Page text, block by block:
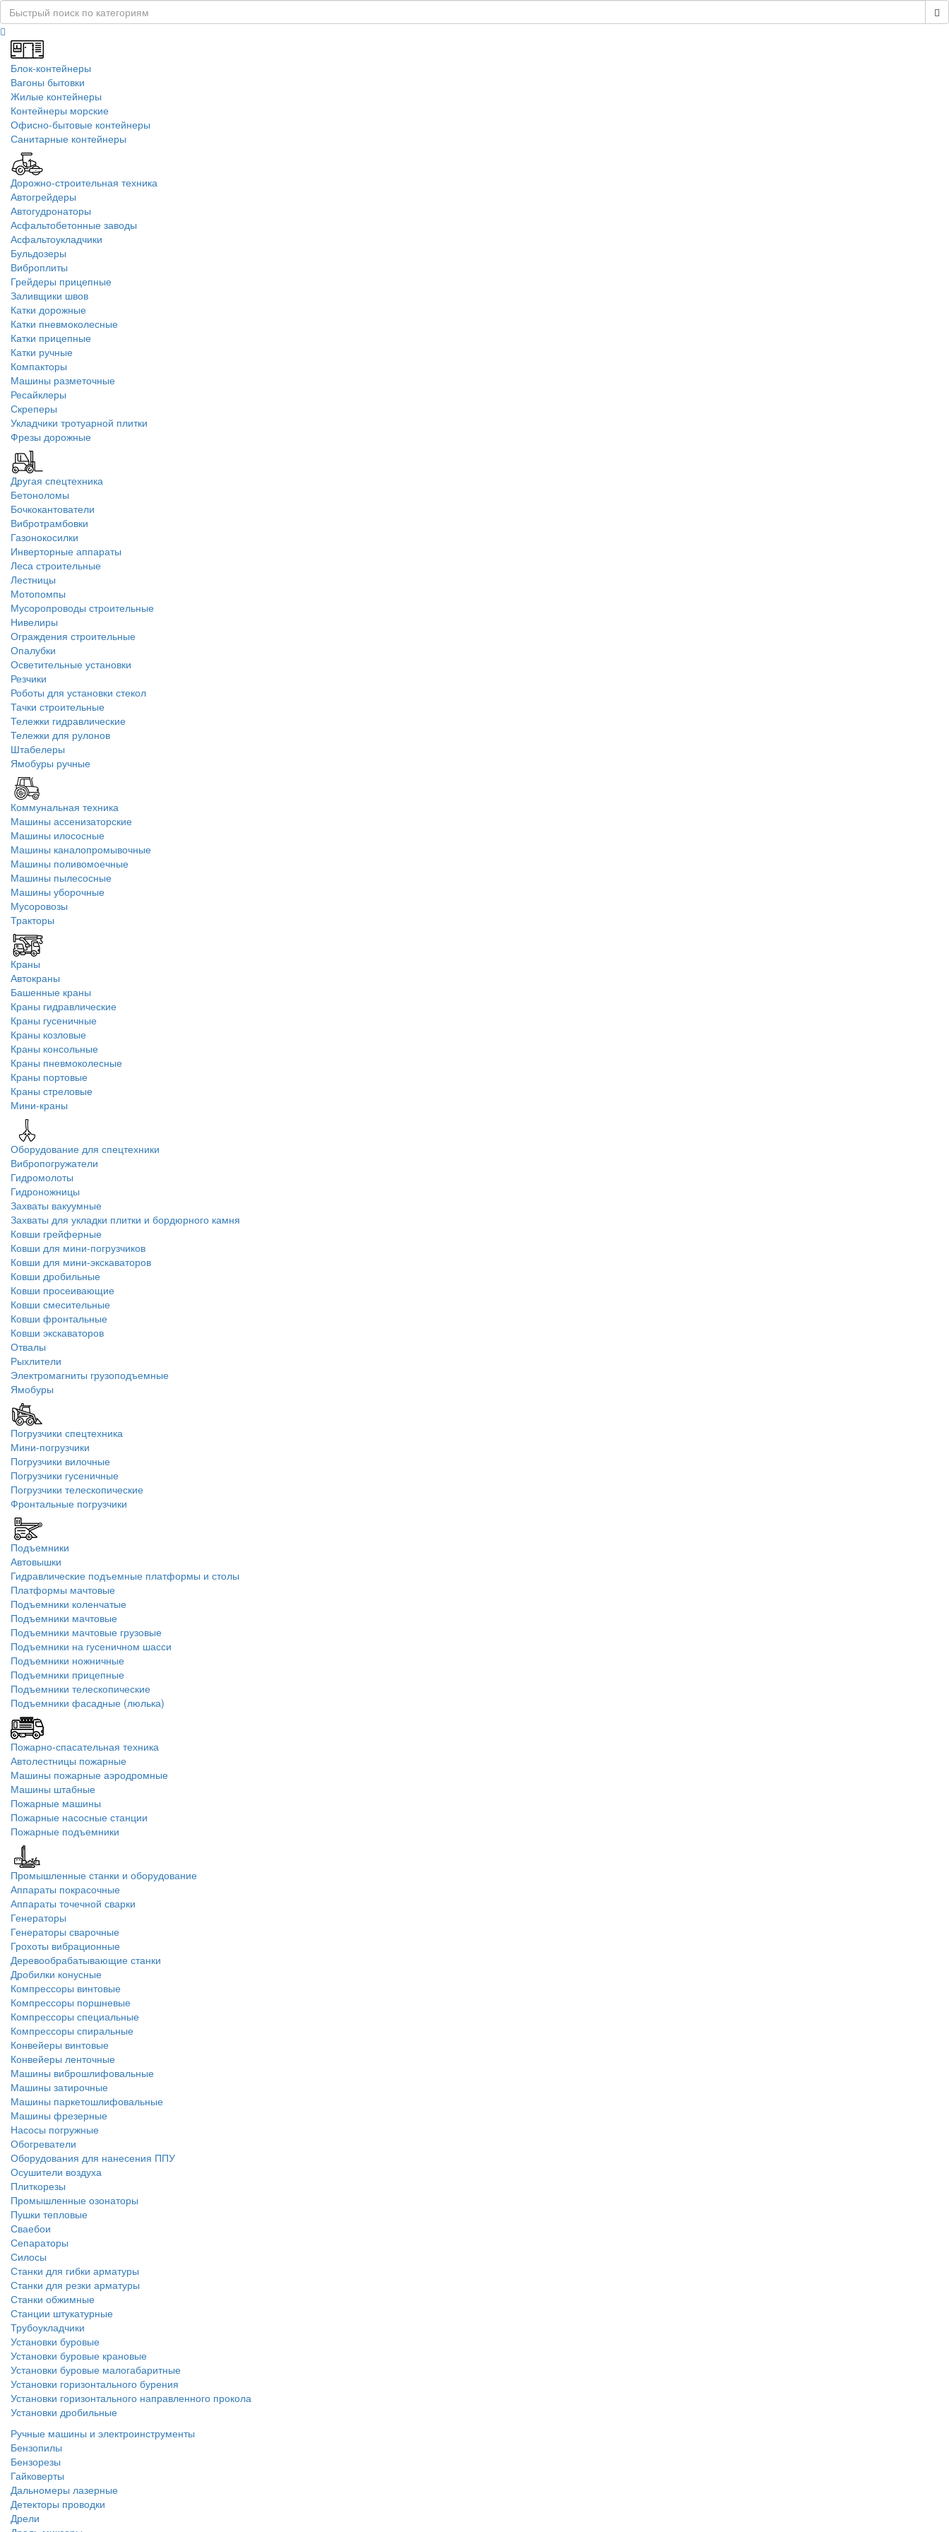
Блок-контейнеры
Вагоны бытовки
Жилые контейнеры
Контейнеры морские
Офисно-бытовые контейнеры
Санитарные контейнеры
Дорожно-строительная техника
Автогрейдеры
Автогудронаторы
Асфальтобетонные заводы
Асфальтоукладчики
Бульдозеры
Виброплиты
Грейдеры прицепные
Заливщики швов
Катки дорожные
Катки пневмоколесные
Катки прицепные
Катки ручные
Компакторы
Машины разметочные
Ресайклеры
Скреперы
Укладчики тротуарной плитки
Фрезы дорожные
Другая спецтехника
Бетоноломы
Бочкокантователи
Вибротрамбовки
Газонокосилки
Инверторные аппараты
Леса строительные
Лестницы
Мотопомпы
Мусоропроводы строительные
Нивелиры
Ограждения строительные
Опалубки
Осветительные установки
Резчики
Роботы для установки стекол
Тачки строительные
Тележки гидравлические
Тележки для рулонов
Штабелеры
Ямобуры ручные
Коммунальная техника
Машины ассенизаторские
Машины илососные
Машины каналопромывочные
Машины поливомоечные
Машины пылесосные
Машины уборочные
Мусоровозы
Тракторы
Краны
Автокраны
Башенные краны
Краны гидравлические
Краны гусеничные
Краны козловые
Краны консольные
Краны пневмоколесные
Краны портовые
Краны стреловые
Мини-краны
Оборудование для спецтехники
Вибропогружатели
Гидромолоты
Гидроножницы
Захваты вакуумные
Захваты для укладки плитки и бордюрного камня
Ковши грейферные
Ковши для мини-погрузчиков
Ковши для мини-экскаваторов
Ковши дробильные
Ковши просеивающие
Ковши смесительные
Ковши фронтальные
Ковши экскаваторов
Отвалы
Рыхлители
Электромагниты грузоподъемные
Ямобуры
Погрузчики спецтехника
Мини-погрузчики
Погрузчики вилочные
Погрузчики гусеничные
Погрузчики телескопические
Фронтальные погрузчики
Подъемники
Автовышки
Гидравлические подъемные платформы и столы
Платформы мачтовые
Подъемники коленчатые
Подъемники мачтовые
Подъемники мачтовые грузовые
Подъемники на гусеничном шасси
Подъемники ножничные
Подъемники прицепные
Подъемники телескопические
Подъемники фасадные (люлька)
Пожарно-спасательная техника
Автолестницы пожарные
Машины пожарные аэродромные
Машины штабные
Пожарные машины
Пожарные насосные станции
Пожарные подъемники
Промышленные станки и оборудование
Аппараты покрасочные
Аппараты точечной сварки
Генераторы
Генераторы сварочные
Грохоты вибрационные
Деревообрабатывающие станки
Дробилки конусные
Компрессоры винтовые
Компрессоры поршневые
Компрессоры специальные
Компрессоры спиральные
Конвейеры винтовые
Конвейеры ленточные
Машины виброшлифовальные
Машины затирочные
Машины паркетошлифовальные
Машины фрезерные
Насосы погружные
Обогреватели
Оборудования для нанесения ППУ
Осушители воздуха
Плиткорезы
Промышленные озонаторы
Пушки тепловые
Сваебои
Сепараторы
Силосы
Станки для гибки арматуры
Станки для резки арматуры
Станки обжимные
Станции штукатурные
Трубоукладчики
Установки буровые
Установки буровые крановые
Установки буровые малогабаритные
Установки горизонтального бурения
Установки горизонтального направленного прокола
Установки дробильные
Ручные машины и электроинструменты
Бензопилы
Бензорезы
Гайковерты
Дальномеры лазерные
Детекторы проводки
Дрели